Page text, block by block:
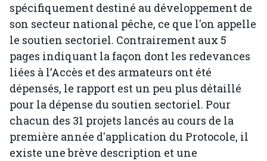
spécifiquement destiné au développement de
son secteur national pêche, ce que l'on appelle
le soutien sectoriel. Contrairement aux 5
pages indiquant la façon dont les redevances
liées à l’Accès et des armateurs ont été
dépensés, le rapport est un peu plus détaillé
pour la dépense du soutien sectoriel. Pour
chacun des 31 projets lancés au cours de la
première année d'application du Protocole, il
existe une brève description et une